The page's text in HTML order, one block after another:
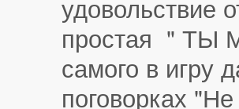
удовольствие
простая " ТЫ
самого в игру
поговорках